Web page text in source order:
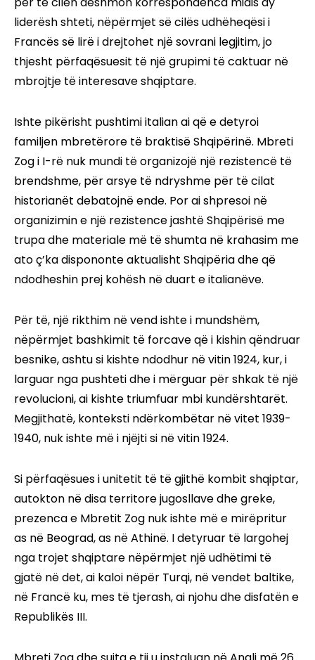
liderësh shteti, nëpërmjet së cilës udhëheqësi i
Francës së lirë i drejtohet një sovrani legjitim, jo
thjesht përfaqësuesit të një grupimi të caktuar në
mbrojtje të interesave shqiptare.
Ishte pikërisht pushtimi italian ai që e detyroi
familjen mbretërore të braktisë Shqipërinë. Mbreti
Zog i I-rë nuk mundi të organizojë një rezistencë të
brendshme, për arsye të ndryshme për të cilat
historianët debatojnë ende. Por ai shpresoi në
organizimin e një rezistence jashtë Shqipërisë me
trupa dhe materiale më të shumta në krahasim me
ato ç’ka dispononte aktualisht Shqipëria dhe që
ndodheshin prej kohësh në duart e italianëve.
Për të, një rikthim në vend ishte i mundshëm,
nëpërmjet bashkimit të forcave që i kishin qëndruar
besnike, ashtu si kishte ndodhur në vitin 1924, kur, i
larguar nga pushteti dhe i mërguar për shkak të një
revolucioni, ai kishte triumfuar mbi kundërshtarët.
Megjithatë, konteksti ndërkombëtar në vitet 1939-
1940, nuk ishte më i njëjti si në vitin 1924.
Si përfaqësues i unitetit të të gjithë kombit shqiptar,
autokton në disa territore jugosllave dhe greke,
prezenca e Mbretit Zog nuk ishte më e mirëpritur
as në Beograd, as në Athinë. I detyruar të largohej
nga trojet shqiptare nëpërmjet një udhëtimi të
gjatë në det, ai kaloi nëpër Turqi, në vendet baltike,
në Francë ku, mes të tjerash, ai njohu dhe disfatën e
Republikës III.